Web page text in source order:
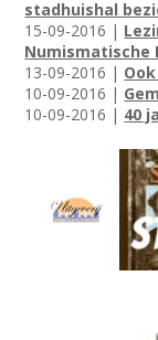
stadhuishal
15-09-2016 |
Numismatische
13-09-2016 |
10-09-2016 |
10-09-2016 | 40